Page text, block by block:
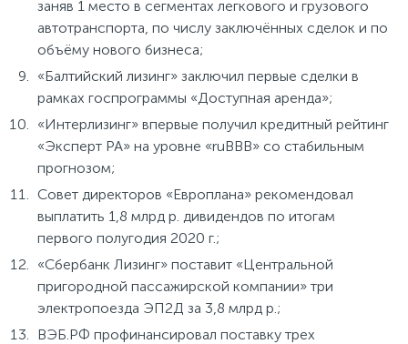
заняв 1 место в сегментах легкового и грузового
автотранспорта, по числу заключённых сделок и по
объёму нового бизнеса;
«Балтийский лизинг» заключил первые сделки в
рамках госпрограммы «Доступная аренда»;
«Интерлизинг» впервые получил кредитный рейтинг
«Эксперт РА» на уровне «ruBBB» со стабильным
прогнозом;
Совет директоров «Европлана» рекомендовал
выплатить 1,8 млрд р. дивидендов по итогам
первого полугодия 2020 г.;
«Сбербанк Лизинг» поставит «Центральной
пригородной пассажирской компании» три
электропоезда ЭП2Д за 3,8 млрд р.;
ВЭБ.РФ профинансировал поставку трех